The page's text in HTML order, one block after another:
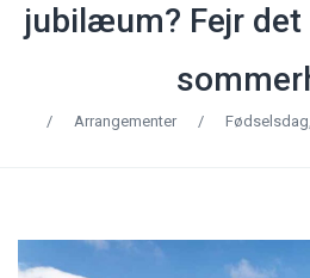
jubilæum? Fejr
/ Arrangementer /